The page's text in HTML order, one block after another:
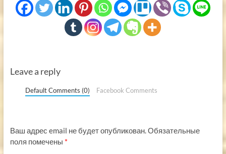
Leave a reply
Default Comments (0) Facebook Comments
Ваш адрес email не будет опубликован.Обязательные
поля помечены *